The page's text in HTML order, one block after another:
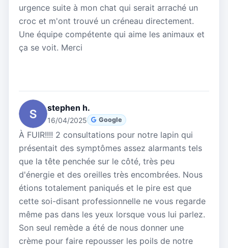
urgence suite à mon chat qui serait arraché un
croc et m'ont trouvé un créneau directement.
Une équipe compétente qui aime les animaux et
ça se voit. Merci
stephen h.
16/04/2025 Google
À FUIR!!!! 2 consultations pour notre lapin qui
présentait des symptômes assez alarmants tels
que la tête penchée sur le côté, très peu
d'énergie et des oreilles très encombrées. Nous
étions totalement paniqués et le pire est que
cette soi-disant professionnelle ne vous regarde
même pas dans les yeux lorsque vous lui parlez.
Son seul remède a été de nous donner une
crème pour faire repousser les poils de notre